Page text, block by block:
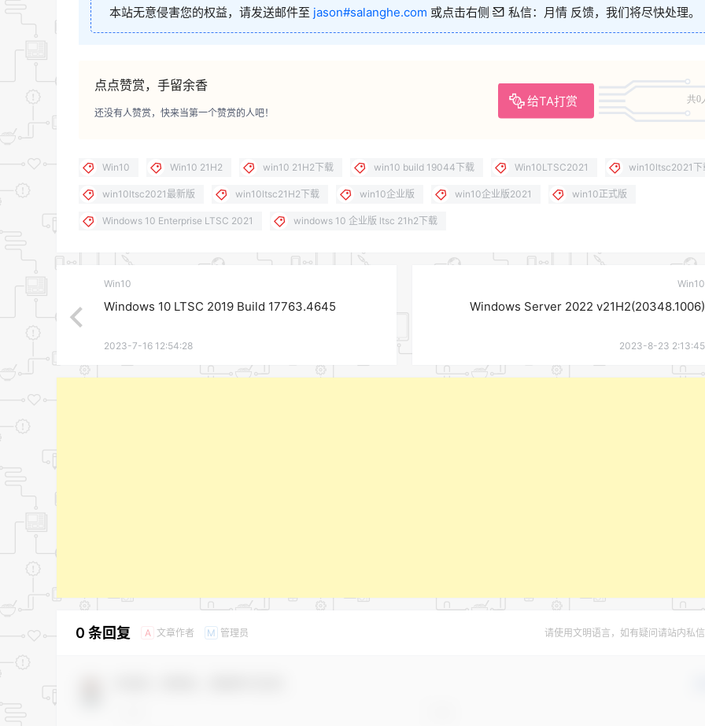
本站无意侵害您的权益，请发送邮件至 jason#salanghe.com 或点击右侧 私信：月情 反馈，我们将尽快处理。
点点赞赏，手留余香
给TA打赏 共0
还没有人赞赏，快来当第一个赞赏的人吧！
Win10 Win10 21H2 win10 21H2下载 win10 build 19044下载 Win10LTSC2021 win10ltsc2021下
win10ltsc2021最新版 win10ltsc21H2下载 win10企业版 win10企业版2021 win10正式版
Windows 10 Enterprise LTSC 2021 windows 10 企业版 ltsc 21h2下载
Win10
Windows 10 LTSC 2019 Build 17763.4645
2023-7-16 12:54:28
Win10
Windows Server 2022 v21H2(20348.1006)
2023-8-23 2:13:45
0 条回复 A 文章作者 M 管理员 请使用文明语言，如有疑问请站内私